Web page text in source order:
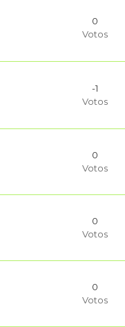
0
Votos
-1
Votos
0
Votos
0
Votos
0
Votos